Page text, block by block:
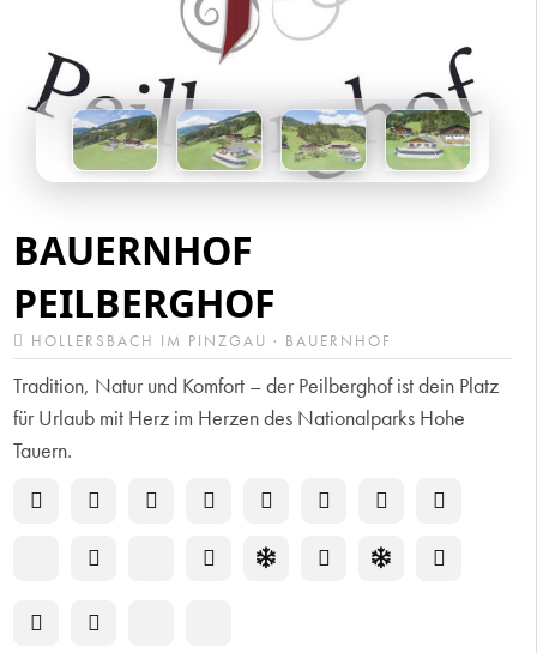
BAUERNHOF
PEILBERGHOF
HOLLERSBACH IM PINZGAU · BAUERNHOF
Tradition, Natur und Komfort – der Peilberghof ist dein Platz
für Urlaub mit Herz im Herzen des Nationalparks Hohe
Tauern.